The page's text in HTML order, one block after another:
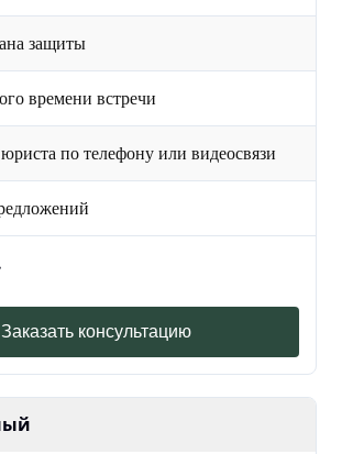
защиты
времени встречи
по телефону или видеосвязи
Заказать консультацию